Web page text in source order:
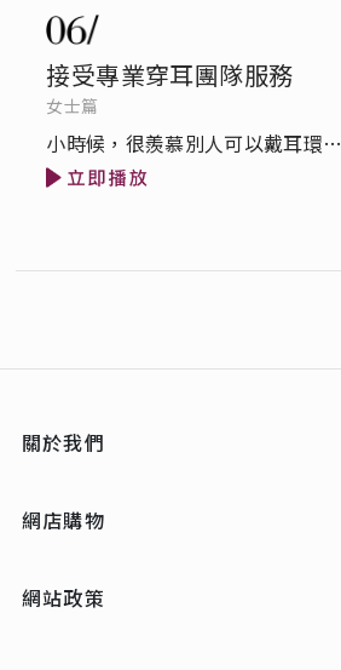
接受專業穿耳團隊服務
女士篇
小時候，很羨慕別人可以戴耳環…
關於我們
網店購物
網站政策